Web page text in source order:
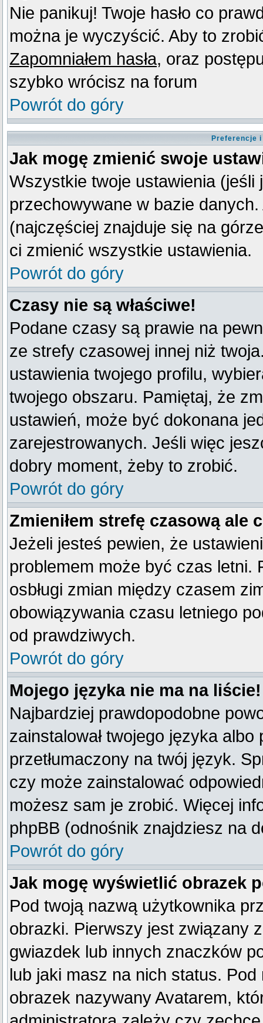
Nie panikuj! Twoje hasło co
można je wyczyścić. Aby to
Zapomniałem hasła, oraz
szybko wrócisz na forum
Powrót do góry
Preferencje
Jak mogę zmienić swoje
Wszystkie twoje ustawienia
przechowywane w bazie
(najczęściej znajduje się na
ci zmienić wszystkie ustawienia.
Powrót do góry
Czasy nie są właściwe!
Podane czasy są prawie na
ze strefy czasowej innej niż
ustawienia twojego profilu,
twojego obszaru. Pamiętaj, że
ustawień, może być dokonana
zarejestrowanych. Jeśli więc
dobry moment, żeby to zrobić.
Powrót do góry
Zmieniłem strefę czasową ale
Jeżeli jesteś pewien, że
problemem może być czas letni.
osbługi zmian między czasem
obowiązywania czasu letniego
od prawdziwych.
Powrót do góry
Mojego języka nie ma na liście!
Najbardziej prawdopodobne
zainstalował twojego języka
przetłumaczony na twój język.
czy może zainstalować
możesz sam je zrobić. Więcej
phpBB (odnośnik znajdziesz na
Powrót do góry
Jak mogę wyświetlić obrazek
Pod twoją nazwą użytkownika
obrazki. Pierwszy jest związany
gwiazdek lub innych znaczków
lub jaki masz na nich status.
obrazek nazywany Avatarem,